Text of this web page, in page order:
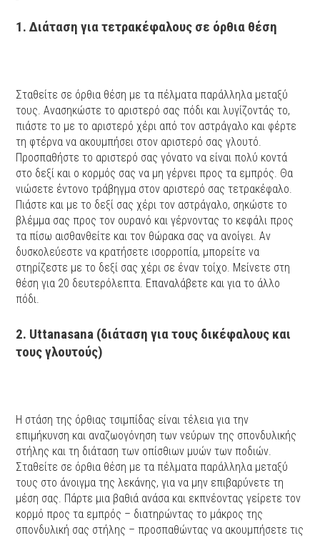
1. Διάταση για τετρακέφαλους σε όρθια θέση
Σταθείτε σε όρθια θέση με τα πέλματα παράλληλα μεταξύ
τους. Ανασηκώστε το αριστερό σας πόδι και λυγίζοντάς το,
πιάστε το με το αριστερό χέρι από τον αστράγαλο και φέρτε
τη φτέρνα να ακουμπήσει στον αριστερό σας γλουτό.
Προσπαθήστε το αριστερό σας γόνατο να είναι πολύ κοντά
στο δεξί και ο κορμός σας να μη γέρνει προς τα εμπρός. Θα
νιώσετε έντονο τράβηγμα στον αριστερό σας τετρακέφαλο.
Πιάστε και με το δεξί σας χέρι τον αστράγαλο, σηκώστε το
βλέμμα σας προς τον ουρανό και γέρνοντας το κεφάλι προς
τα πίσω αισθανθείτε και τον θώρακα σας να ανοίγει. Αν
δυσκολεύεστε να κρατήσετε ισορροπία, μπορείτε να
στηρίζεστε με το δεξί σας χέρι σε έναν τοίχο. Μείνετε στη
θέση για 20 δευτερόλεπτα. Επαναλάβετε και για το άλλο
πόδι.
2. Uttanasana (διάταση για τους δικέφαλους και
τους γλουτούς)
Η στάση της όρθιας τσιμπίδας είναι τέλεια για την
επιμήκυνση και αναζωογόνηση των νεύρων της σπονδυλικής
στήλης και τη διάταση των οπίσθιων μυών των ποδιών.
Σταθείτε σε όρθια θέση με τα πέλματα παράλληλα μεταξύ
τους στο άνοιγμα της λεκάνης, για να μην επιβαρύνετε τη
μέση σας. Πάρτε μια βαθιά ανάσα και εκπνέοντας γείρετε τον
κορμό προς τα εμπρός – διατηρώντας το μάκρος της
σπονδυλική σας στήλης – προσπαθώντας να ακουμπήσετε τις